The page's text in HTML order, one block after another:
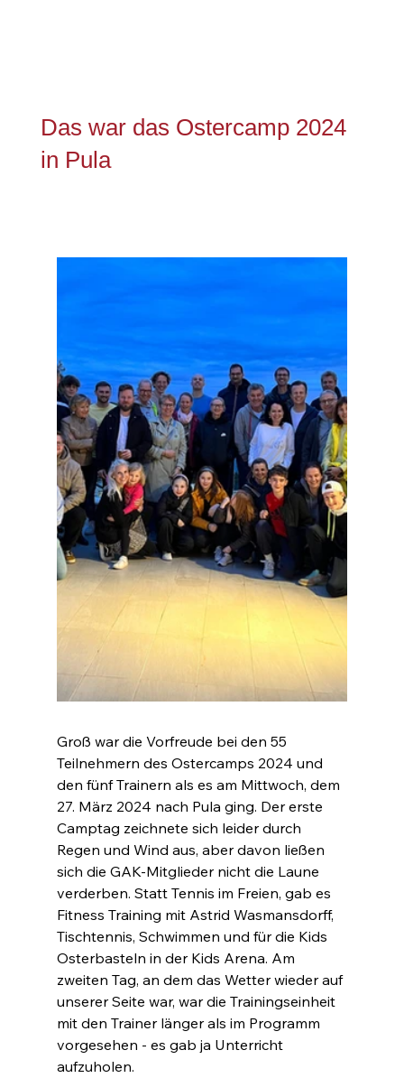
Das war das Ostercamp 2024
in Pula
Groß war die Vorfreude bei den 55
Teilnehmern des Ostercamps 2024 und
den fünf Trainern als es am Mittwoch, dem
27. März 2024 nach Pula ging. Der erste
Camptag zeichnete sich leider durch
Regen und Wind aus, aber davon ließen
sich die GAK-Mitglieder nicht die Laune
verderben. Statt Tennis im Freien, gab es
Fitness Training mit Astrid Wasmansdorff,
Tischtennis, Schwimmen und für die Kids
Osterbasteln in der Kids Arena. Am
zweiten Tag, an dem das Wetter wieder auf
unserer Seite war, war die Trainingseinheit
mit den Trainer länger als im Programm
vorgesehen - es gab ja Unterricht
aufzuholen.